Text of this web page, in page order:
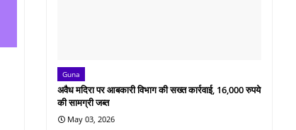
Guna
अवैध मदिरा पर आबकारी विभाग की सख्त कार्रवाई, 16,000 रुपये
की सामग्री जब्त
May 03, 2026